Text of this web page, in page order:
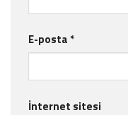
E-posta *
İnternet sitesi